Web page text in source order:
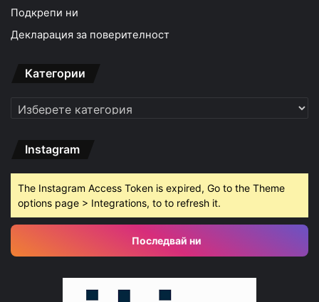
Подкрепи ни
Декларация за поверителност
Категории
Категории
Instagram
The Instagram Access Token is expired, Go to the Theme
options page > Integrations, to to refresh it.
Последвай ни